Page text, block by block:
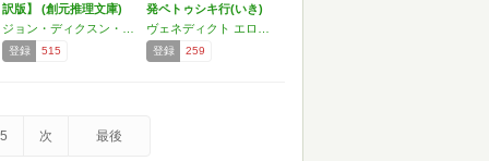
訳版】 (創元推理文庫)
登録 515
発ペトゥシキ行(いき)
…
登録 259
5 次 最後